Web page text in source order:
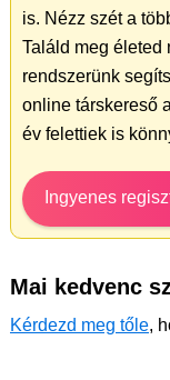
is. Nézz szét a
Találd meg életed
rendszerünk
online társkereső
év felettiek is
Ingyenes
Mai kedvenc
Kérdezd meg tőle,